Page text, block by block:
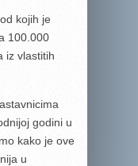
kojih je
100.000
iz vlastitih
godini u
kako je ove
u